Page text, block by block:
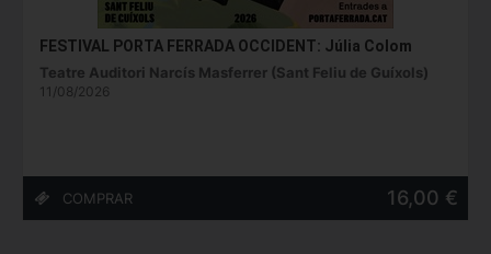
FESTIVAL PORTA FERRADA OCCIDENT: Júlia Colom
Teatre Auditori Narcís Masferrer (Sant Feliu de Guíxols)
11/08/2026
16,00 €